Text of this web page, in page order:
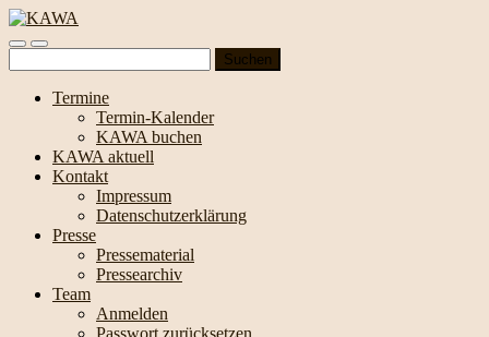
nach:
Termine
Termin-Kalender
KAWA buchen
KAWA aktuell
Kontakt
Impressum
Datenschutzerklärung
Presse
Pressematerial
Pressearchiv
Team
Anmelden
Passwort zurücksetzen